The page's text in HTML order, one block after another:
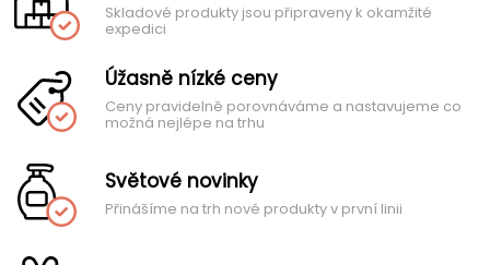
Skladové produkty jsou připraveny k okamžité
expedici
Úžasně nízké ceny
Ceny pravidelně porovnáváme a nastavujeme co
možná nejlépe na trhu
Světové novinky
Přinášíme na trh nové produkty v první linii